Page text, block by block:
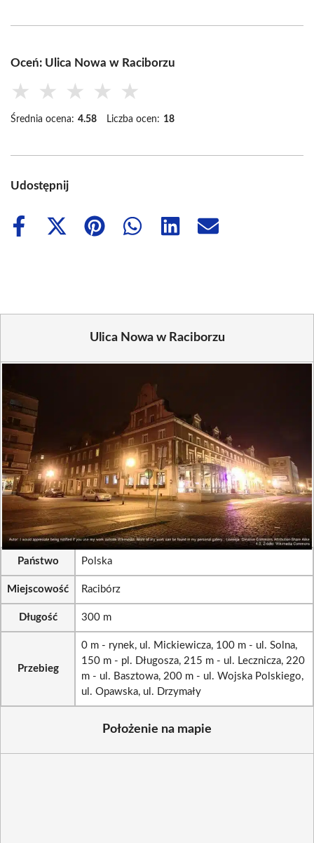
Oceń: Ulica Nowa w Raciborzu
★ ★ ★ ★ ★
Średnia ocena: 4.58 Liczba ocen: 18
Udostępnij
Share
Share
Share
Share
Share
Share
Ulica Nowa w Raciborzu
Państwo Polska
Miejscowość Racibórz
Długość 300 m
Przebieg
0 m - rynek, ul. Mickiewicza, 100 m - ul. Solna,
150 m - pl. Długosza, 215 m - ul. Lecznicza, 220
m - ul. Basztowa, 200 m - ul. Wojska Polskiego,
ul. Opawska, ul. Drzymały
Położenie na mapie